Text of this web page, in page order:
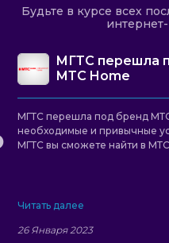
Будьте в курсе всех
МГТС перешла
МТС Home
МГТС перешла под бренд
необходимые и привычные
МГТС вы сможете найти в
Читать далее
26 Января 2023